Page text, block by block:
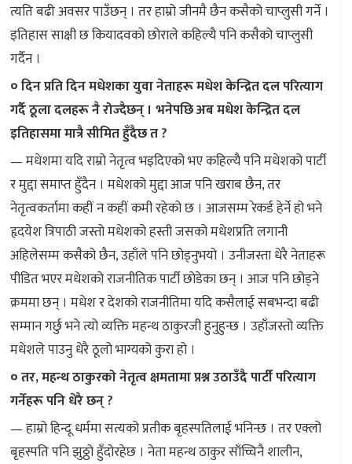
त्यति बढी अवसर पाउँछन् । तर हाम्रो जीनमै छैन कसैको चाप्लुसी गर्ने ।
इतिहास साक्षी छ कियादवको छोराले कहिल्यै पनि कसैको चाप्लुसी
गर्दैन ।
० दिन प्रति दिन मधेशका युवा नेताहरू मधेश केन्द्रित दल परित्याग
गर्दै ठूला दलहरू नै रोज्दैछन् । भनेपछि अब मधेश केन्द्रित दल
इतिहासमा मात्रै सीमित हुँदैछ त ?
— मधेशमा यदि राम्रो नेतृत्व भइदिएको भए कहिल्यै पनि मधेशको पार्टी
र मुद्दा समाप्त हुँदैन । मधेशको मुद्दा आज पनि खराब छैन, तर
नेतृत्वकर्तामा कहीं न कहीं कमी रहेको छ । आजसम्म रेकर्ड हेर्ने हो भने
हृदयेश त्रिपाठी जस्तो मधेशको हस्ती जसको मधेशप्रति लगानी
अहिलेसम्म कसैको छैन, उहाँले पनि छोड्नुभयो । उनीजस्ता धेरै नेताहरू
पीडित भएर मधेशको राजनीतिक पार्टी छोडेका छन् । आज पनि छोड्ने
क्रममा छन् । मधेश र देशको राजनीतिमा यदि कसैलाई सबभन्दा बढी
सम्मान गर्छु भने त्यो व्यक्ति महन्थ ठाकुरजी हुनुहुन्छ । उहाँजस्तो व्यक्ति
मधेशले पाउनु धेरै ठूलो भाग्यको कुरा हो ।
० तर, महन्थ ठाकुरको नेतृत्व क्षमतामा प्रश्न उठाउँदै पार्टी परित्याग
गर्नेहरू पनि धेरै छन् ?
— हाम्रो हिन्दू धर्ममा सत्यको प्रतीक बृहस्पतिलाई भनिन्छ । तर एक्लो
बृहस्पति पनि झुठ्ठो हुँदोरहेछ । नेता महन्थ ठाकुर साँच्चिनै शालीन,